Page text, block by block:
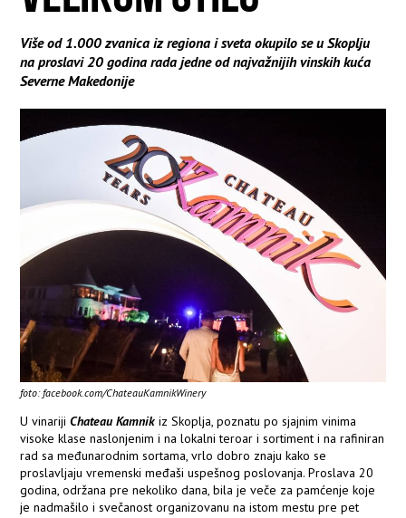
Više od 1.000 zvanica iz regiona i sveta okupilo se u Skoplju
na proslavi 20 godina rada jedne od najvažnijih vinskih kuća
Severne Makedonije
foto: facebook.com/ChateauKamnikWinery
U vinarijiChateau Kamnik iz Skoplja, poznatu po sjajnim vinima
visoke klase naslonjenim i na lokalni teroar i sortiment i na rafiniran
rad sa međunarodnim sortama, vrlo dobro znaju kako se
proslavljaju vremenski međaši uspešnog poslovanja. Proslava 20
godina, održana pre nekoliko dana, bila je veče za pamćenje koje
je nadmašilo i svečanost organizovanu na istom mestu pre pet